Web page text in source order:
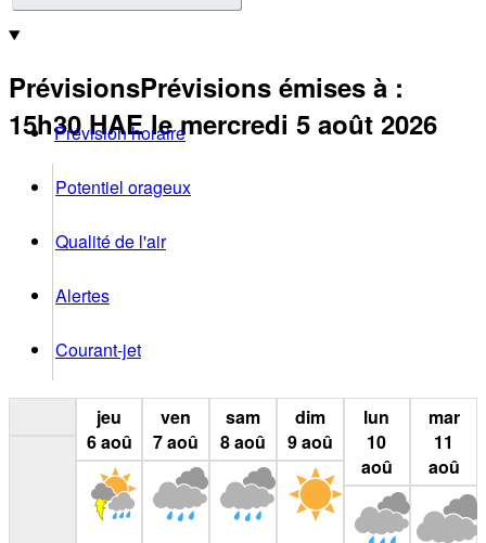
PrévisionsPrévisions émises à :
15h30HAEle mercredi 5 août 2026
Prévision horaire
Potentiel orageux
Qualité de l'air
Alertes
Courant-jet
jeu
6aoû
ven
7aoû
sam
8aoû
dim
9aoû
lun
10
aoû
mar
11
aoû